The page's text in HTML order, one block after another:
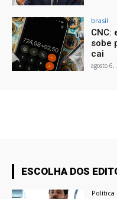
brasil
CNC:
sobe
cai
agosto 6,
ESCOLHA DOS
Política